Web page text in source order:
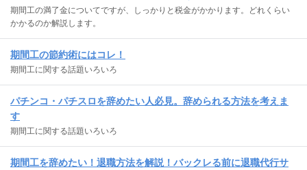
期間工の満了金についてですが、しっかりと税金がかかります。どれくらい
かかるのか解説します。
期間工の節約術にはコレ！
期間工に関する話題いろいろ
パチンコ・パチスロを辞めたい人必見。辞められる方法を考えま
す
期間工に関する話題いろいろ
期間工を辞めたい！退職方法を解説！バックレる前に退職代行サ